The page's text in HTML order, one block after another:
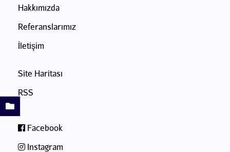
Hakkımızda
Referanslarımız
İletişim
Site Haritası
RSS
Facebook
Instagram